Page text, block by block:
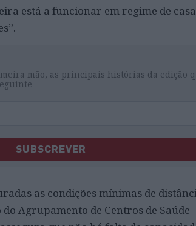
está a funcionar em regime de casa
mão, as principais histórias da edição
SUBSCREVER
as condições mínimas de
Agrupamento de Centros de Saúde